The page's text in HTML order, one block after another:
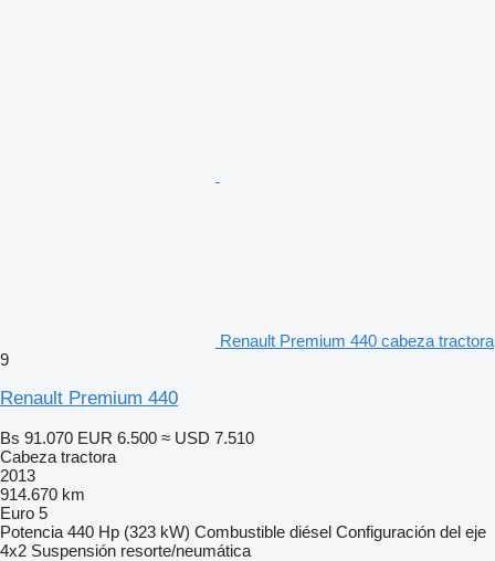
Renault Premium 440 cabeza tractora
9
Renault Premium 440
Bs 91.070 EUR 6.500 ≈ USD 7.510
Cabeza tractora
2013
914.670 km
Euro 5
Potencia 440 Hp (323 kW) Combustible diésel Configuración del eje
4x2 Suspensión resorte/neumática